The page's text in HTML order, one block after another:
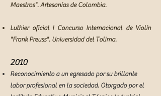
Maestros". Artesanías de Colombia.​
Luthier oficial I Concurso Internacional de Violín
"Frank Preuss". Universidad del Tolima.
2010
Reconocimiento a un egresado por su brillante
labor profesional en la sociedad. Otorgado por el